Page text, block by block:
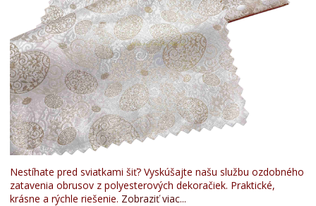
Nestíhate pred sviatkami šiť? Vyskúšajte našu službu ozdobného
zatavenia obrusov z polyesterových dekoračiek. Praktické,
krásne a rýchle riešenie. Zobraziť viac...